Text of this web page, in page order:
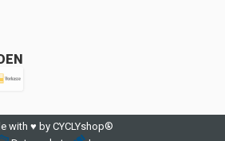
with ♥ by CYCLYshop®